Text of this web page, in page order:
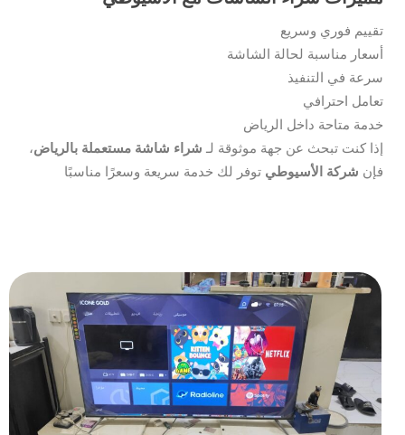
تقييم فوري وسريع
أسعار مناسبة لحالة الشاشة
سرعة في التنفيذ
تعامل احترافي
خدمة متاحة داخل الرياض
إذا كنت تبحث عن جهة موثوقة لـ شراء شاشة مستعملة بالرياض،
فإن شركة الأسيوطي توفر لك خدمة سريعة وسعرًا مناسبًا